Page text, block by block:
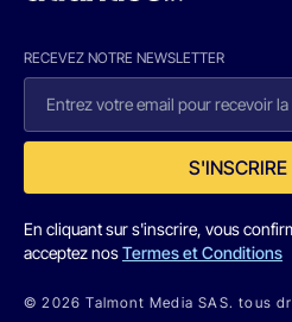
RECEVEZ NOTRE NEWSLETTER
S'INSCRIRE
En cliquant sur s'inscrire, vous
acceptez nosTermes et Conditions
© 2026 Talmont Media SAS. tous